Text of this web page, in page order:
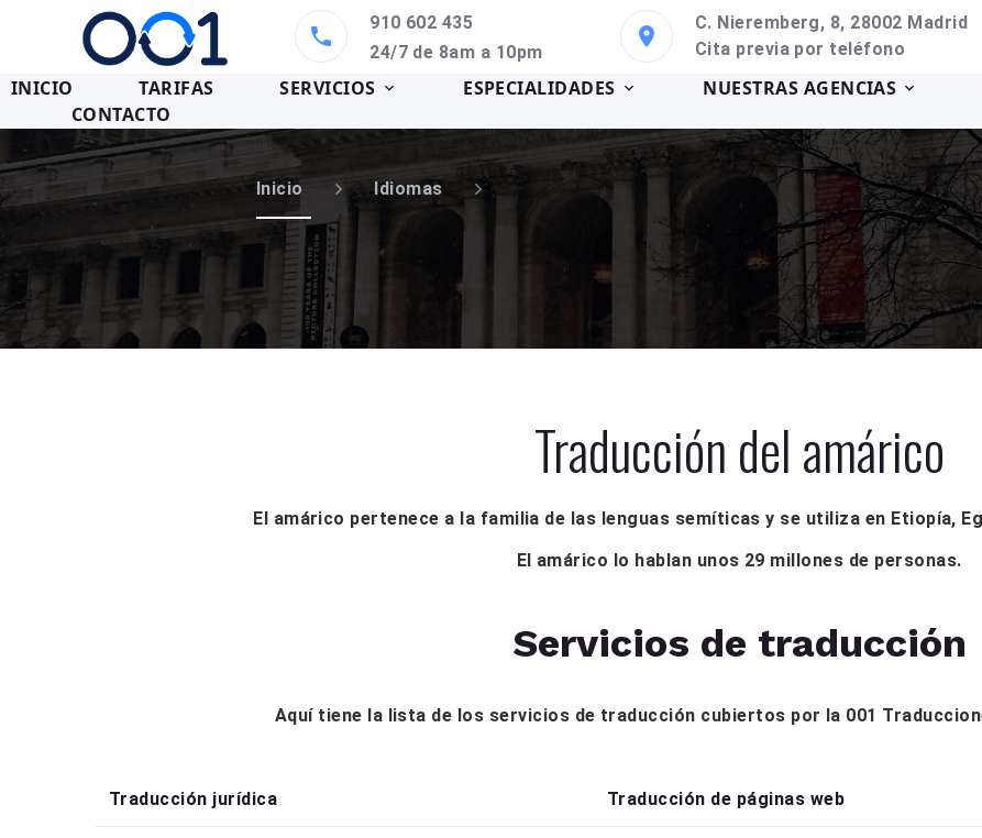
910 602 435
24/7 de 8am a 10pm
C. Nieremberg, 8, 28002 Madrid
Cita previa por teléfono
INICIO TARIFAS SERVICIOS ESPECIALIDADES NUESTRAS AGENCIAS
CONTACTO
Inicio Idiomas
Traducción del amárico
El amárico pertenece a la familia de las lenguas semíticas y se utiliza en Etiopía,
El amárico lo hablan unos 29 millones de personas.
Servicios de traducción
Aquí tiene la lista de los servicios de traducción cubiertos por la 001
Traducción jurídica Traducción de páginas web